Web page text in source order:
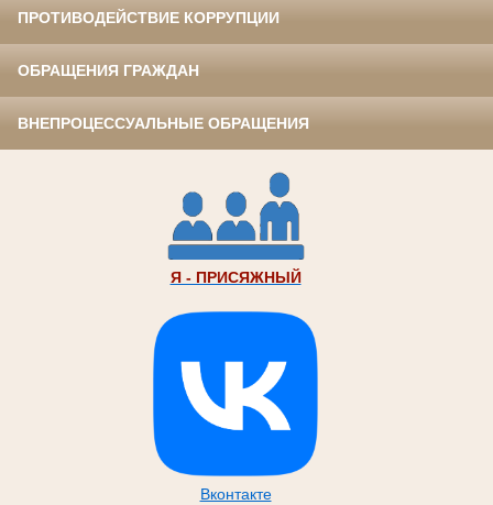
ПРОТИВОДЕЙСТВИЕ КОРРУПЦИИ
ОБРАЩЕНИЯ ГРАЖДАН
ВНЕПРОЦЕССУАЛЬНЫЕ ОБРАЩЕНИЯ
Я - ПРИСЯЖНЫЙ
Вконтакте